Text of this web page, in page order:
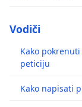
Vodiči
Kako
peticiju
Kako napisati